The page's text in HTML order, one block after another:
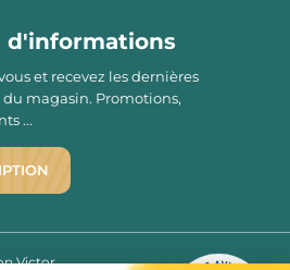
d'informations
et recevez les dernières
magasin. Promotions,
...
Victor